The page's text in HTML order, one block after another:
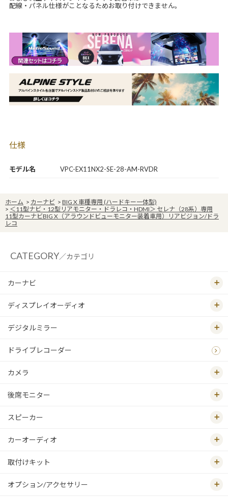
モデル名 VPC-EX11NX2-SE-28-AM-RVDR
配線・パネル仕様がことなるためお取り付けできません。
仕様
ホーム > カーナビ > BIG X 車種専用 (ハードキー一体型)
> ＜11型ナビ・12型リアモニター・ドラレコ・HDMI＞ セレナ（28系）専用
11型カーナビBIG X（アラウンドビューモニター装着車用）リアビジョン/ドラ
レコ
CATEGORY／カテゴリ
カーナビ
ディスプレイオーディオ
デジタルミラー
ドライブレコーダー
カメラ
後席モニター
スピーカー
カーオーディオ
取付けキット
オプション/アクセサリー